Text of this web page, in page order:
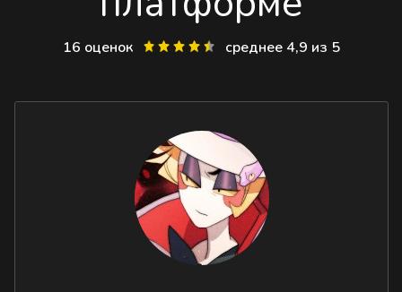
16 оценок среднее 4,9 из 5